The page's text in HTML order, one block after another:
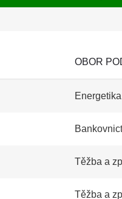
OBOR
Těžba a
Těžba a